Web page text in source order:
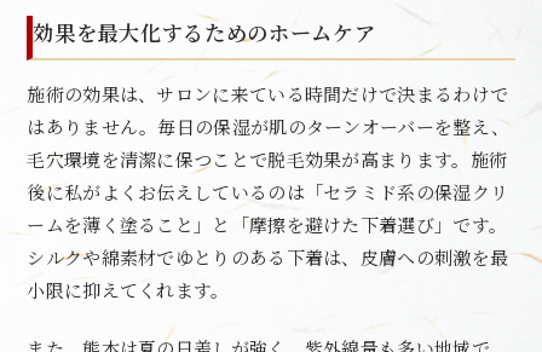
効果を最大化するためのホームケア
施術の効果は、サロンに来ている時間だけで決まるわけで
はありません。毎日の保湿が肌のターンオーバーを整え、
毛穴環境を清潔に保つことで脱毛効果が高まります。施術
後に私がよくお伝えしているのは「セラミド系の保湿クリ
ームを薄く塗ること」と「摩擦を避けた下着選び」です。
シルクや綿素材でゆとりのある下着は、皮膚への刺激を最
小限に抑えてくれます。